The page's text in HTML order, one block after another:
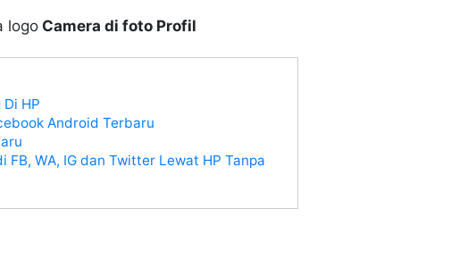
logo Camera di foto Profil
HP
Android Terbaru
WA, IG dan Twitter Lewat HP Tanpa